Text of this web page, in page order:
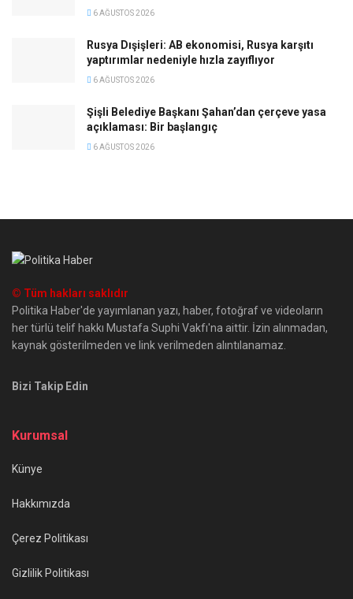
6 AĞUSTOS 2026
Rusya Dışişleri: AB ekonomisi, Rusya karşıtı
yaptırımlar nedeniyle hızla zayıflıyor
6 AĞUSTOS 2026
Şişli Belediye Başkanı Şahan’dan çerçeve yasa
açıklaması: Bir başlangıç
6 AĞUSTOS 2026
© Tüm hakları saklıdır
Politika Haber'de yayımlanan yazı, haber, fotoğraf ve videoların
her türlü telif hakkı Mustafa Suphi Vakfı'na aittir. İzin alınmadan,
kaynak gösterilmeden ve link verilmeden alıntılanamaz.
Bizi Takip Edin
Kurumsal
Künye
Hakkımızda
Çerez Politikası
Gizlilik Politikası